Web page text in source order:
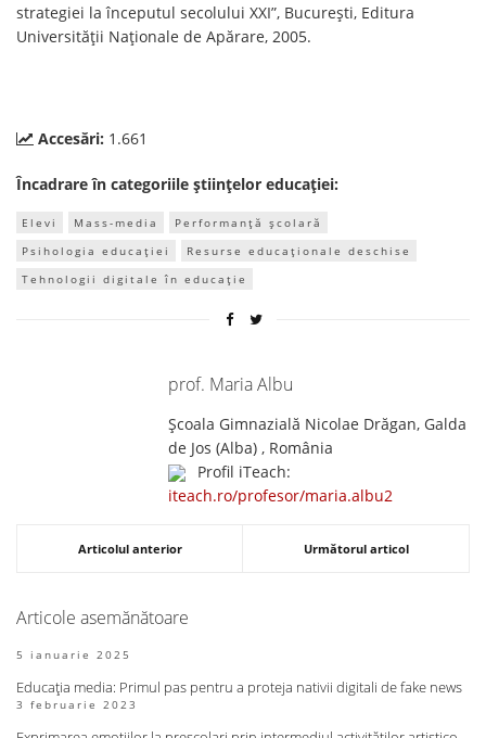
strategiei la începutul secolului XXI”, Bucureşti, Editura
Universităţii Naţionale de Apărare, 2005.
Accesări: 1.661
Încadrare în categoriile științelor educației:
Elevi Mass-media
Performanță școlară
Psihologia educației
Resurse educaționale deschise
Tehnologii digitale în educație
prof. Maria Albu
Școala Gimnazială Nicolae Drăgan, Galda
de Jos (Alba) , România
Profil iTeach:
iteach.ro/profesor/maria.albu2
Articolul anterior Următorul articol
Articole asemănătoare
5 ianuarie 2025
Educația media: Primul pas pentru a proteja nativii digitali de fake news
3 februarie 2023